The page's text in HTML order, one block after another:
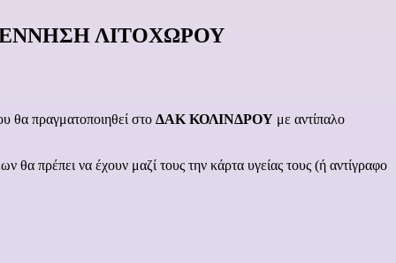
ΛΙΤΟΧΩΡΟΥ
θα πραγματοποιηθεί στο ΔΑΚ ΚΟΛΙΝΔΡΟΥ με αντίπαλο
θα πρέπει να έχουν μαζί τους την κάρτα υγείας τους (ή αντίγραφο